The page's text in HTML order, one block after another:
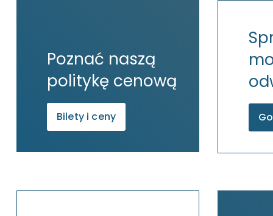
Poznać naszą
politykę cenową
Bilety i ceny